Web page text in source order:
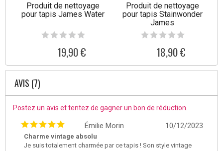
Produit de nettoyage
pour tapis James Water
19,90 €
Produit de nettoyage
pour tapis Stainwonder
James
18,90 €
AVIS (7)
Postez un avis et tentez de gagner un bon de réduction.
10/12/2023
Émilie Morin
Charme vintage absolu
Je suis totalement charmée par ce tapis ! Son style vintage